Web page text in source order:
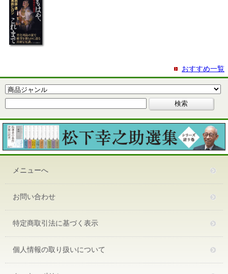
おすすめ一覧
メニューへ
お問い合わせ
特定商取引法に基づく表示
個人情報の取り扱いについて